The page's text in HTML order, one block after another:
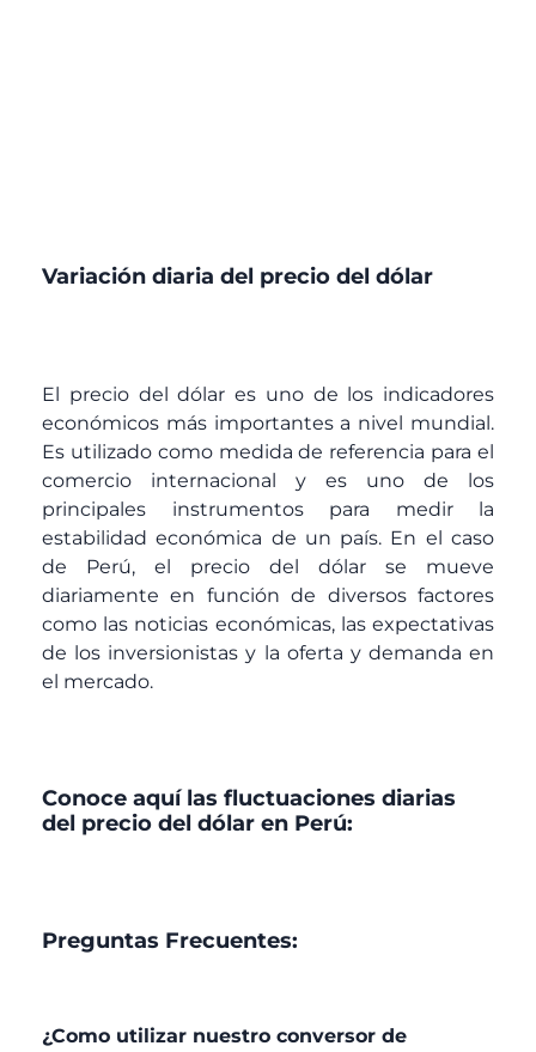
Variación diaria del precio del dólar
El precio del dólar es uno de los indicadores
económicos más importantes a nivel mundial.
Es utilizado como medida de referencia para el
comercio internacional y es uno de los
principales instrumentos para medir la
estabilidad económica de un país. En el caso
de Perú, el precio del dólar se mueve
diariamente en función de diversos factores
como las noticias económicas, las expectativas
de los inversionistas y la oferta y demanda en
el mercado.
Conoce aquí las fluctuaciones diarias
del precio del dólar en Perú:
Preguntas Frecuentes:
¿Como utilizar nuestro conversor de